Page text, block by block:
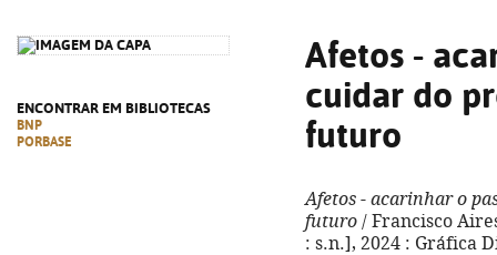
ENCONTRAR EM BIBLIOTECAS
BNP
PORBASE
Afetos -
cuidar do
futuro
Afetos - acarinhar o
futuro / Francisco
: s.n.], 2024 : Gráfica